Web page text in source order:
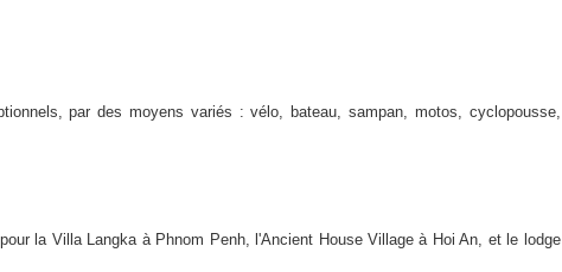
par des moyens variés : vélo, bateau, sampan, motos, cyclopousse,
la Villa Langka à Phnom Penh, l'Ancient House Village à Hoi An, et le lodge